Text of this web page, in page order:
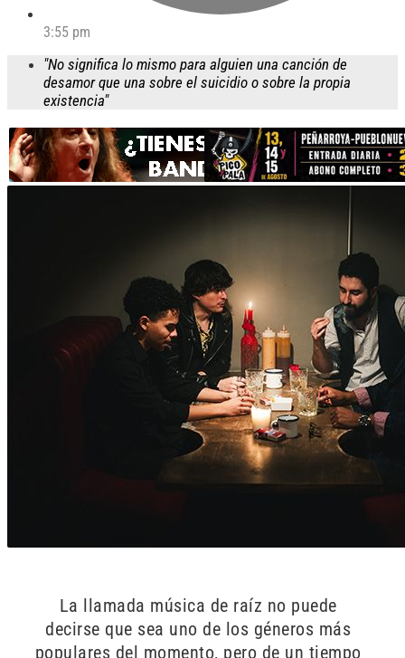
3:55 pm
"No significa lo mismo para alguien una canción de
desamor que una sobre el suicidio o sobre la propia
existencia"
La llamada música de raíz no puede
decirse que sea uno de los géneros más
populares del momento, pero de un tiempo